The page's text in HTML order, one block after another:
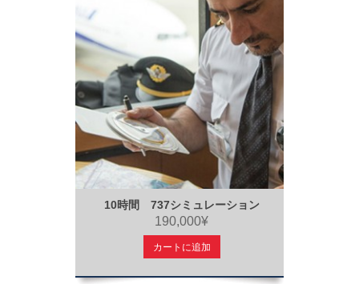
10時間 737シミュレーション
190,000¥
カートに追加